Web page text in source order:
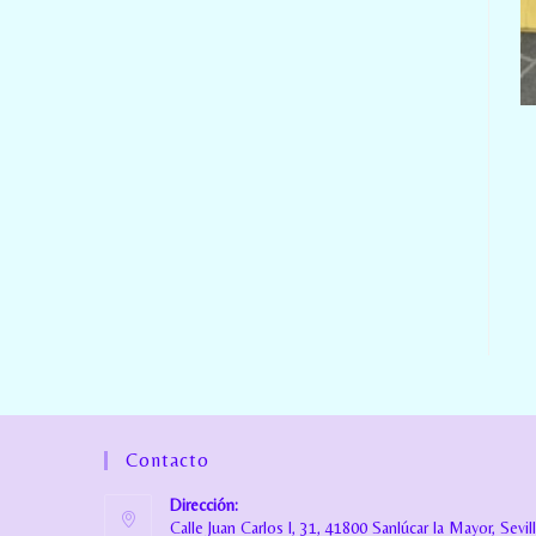
Contacto
Dirección:
Calle Juan Carlos I, 31, 41800 Sanlúcar la Mayor,